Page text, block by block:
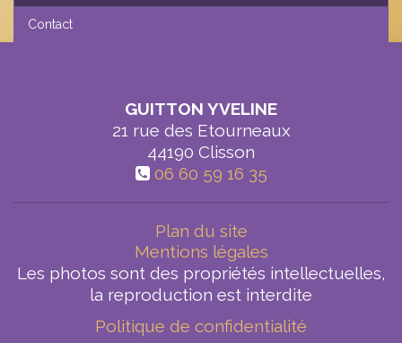
Contact
GUITTON YVELINE
21 rue des Etourneaux
44190 Clisson
06 60 59 16 35
Plan du site
Mentions légales
Les photos sont des propriétés intellectuelles,
la reproduction est interdite
Politique de confidentialité